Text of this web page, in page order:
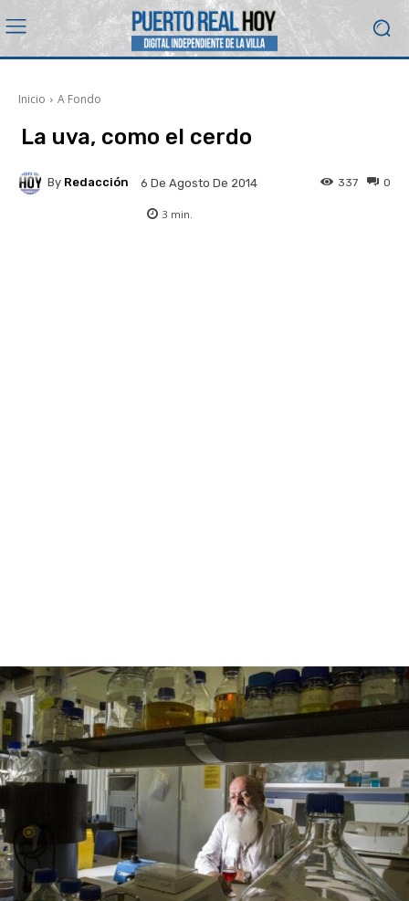
Inicio A Fondo
La uva, como el cerdo
By Redacción 6 De Agosto De 2014 0
337
3 min.